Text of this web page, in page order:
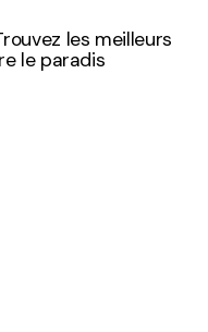
les meilleurs
le paradis